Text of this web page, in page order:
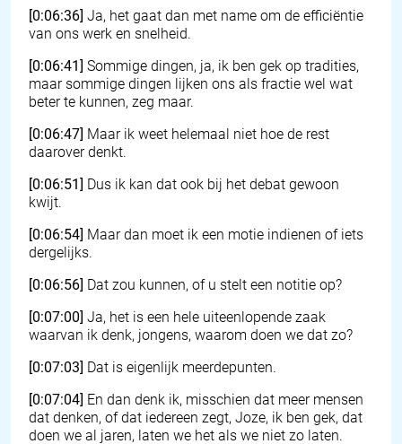
[0:06:36] Ja, het gaat dan met name om de efficiëntie
van ons werk en snelheid.
[0:06:41] Sommige dingen, ja, ik ben gek op tradities,
maar sommige dingen lijken ons als fractie wel wat
beter te kunnen, zeg maar.
[0:06:47] Maar ik weet helemaal niet hoe de rest
daarover denkt.
[0:06:51] Dus ik kan dat ook bij het debat gewoon
kwijt.
[0:06:54] Maar dan moet ik een motie indienen of iets
dergelijks.
[0:06:56] Dat zou kunnen, of u stelt een notitie op?
[0:07:00] Ja, het is een hele uiteenlopende zaak
waarvan ik denk, jongens, waarom doen we dat zo?
[0:07:03] Dat is eigenlijk meerdepunten.
[0:07:04] En dan denk ik, misschien dat meer mensen
dat denken, of dat iedereen zegt, Joze, ik ben gek, dat
doen we al jaren, laten we het als we niet zo laten.